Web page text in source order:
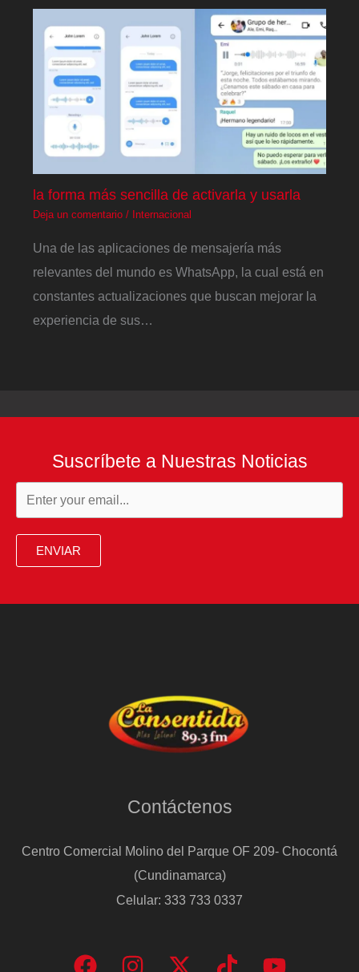
la forma más sencilla de activarla y usarla
Deja un comentario / Internacional
Una de las aplicaciones de mensajería más
relevantes del mundo es WhatsApp, la cual está en
constantes actualizaciones que buscan mejorar la
experiencia de sus…
Suscríbete a Nuestras Noticias
ENVIAR
Contáctenos
Centro Comercial Molino del Parque OF 209- Chocontá
(Cundinamarca)
Celular: 333 733 0337